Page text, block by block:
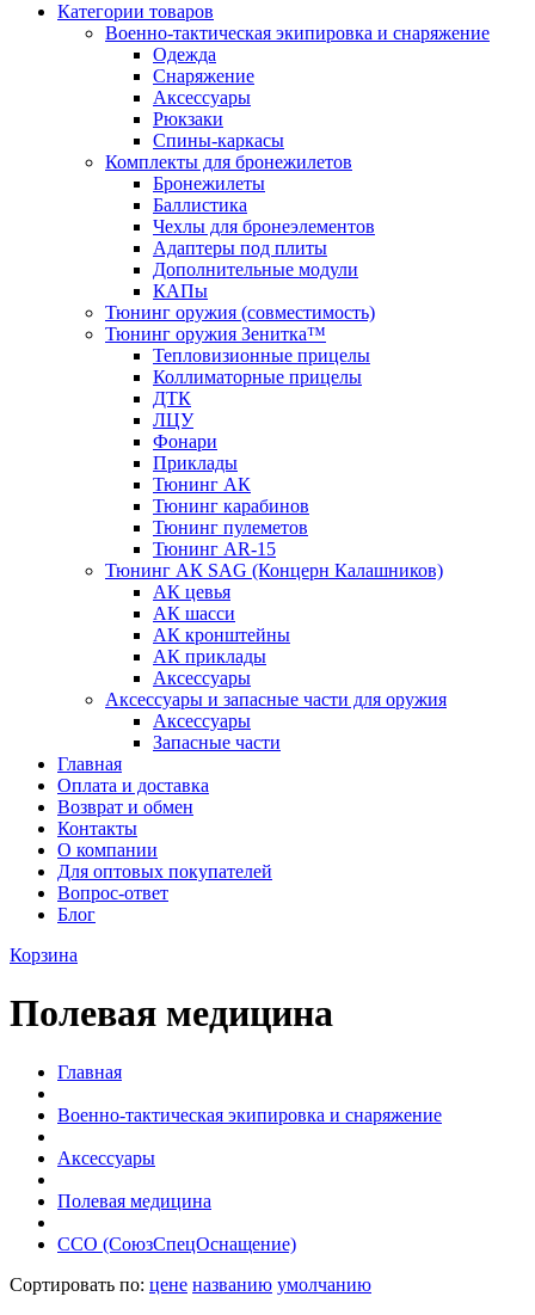
Категории товаров
Военно-тактическая экипировка и снаряжение
Одежда
Снаряжение
Аксессуары
Рюкзаки
Спины-каркасы
Комплекты для бронежилетов
Бронежилеты
Баллистика
Чехлы для бронеэлементов
Адаптеры под плиты
Дополнительные модули
КАПы
Тюнинг оружия (совместимость)
Тюнинг оружия Зенитка™
Тепловизионные прицелы
Коллиматорные прицелы
ДТК
ЛЦУ
Фонари
Приклады
Тюнинг АК
Тюнинг карабинов
Тюнинг пулеметов
Тюнинг AR-15
Тюнинг АК SAG (Концерн Калашников)
АК цевья
АК шасси
АК кронштейны
АК приклады
Аксессуары
Аксессуары и запасные части для оружия
Аксессуары
Запасные части
Главная
Оплата и доставка
Возврат и обмен
Контакты
О компании
Для оптовых покупателей
Вопрос-ответ
Блог
Корзина
Полевая медицина
Главная
Военно-тактическая экипировка и снаряжение
Аксессуары
Полевая медицина
ССО (СоюзСпецОснащение)
Сортировать по: цене названию умолчанию